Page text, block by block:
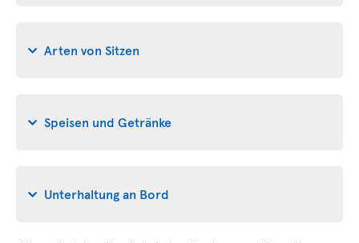
Arten von Sitzen
Speisen und Getränke
Unterhaltung an Bord